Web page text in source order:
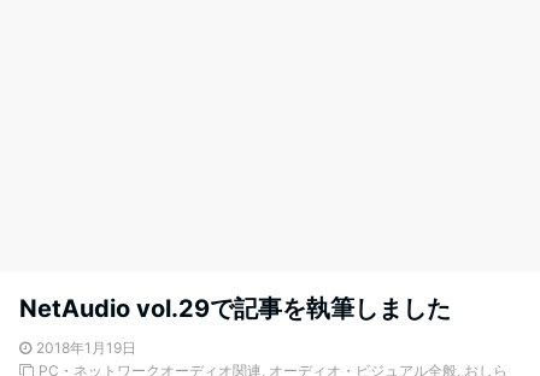
NetAudio vol.29で記事を執筆しました
2018年1月19日
PC・ネットワークオーディオ関連, オーディオ・ビジュアル全般, おしら